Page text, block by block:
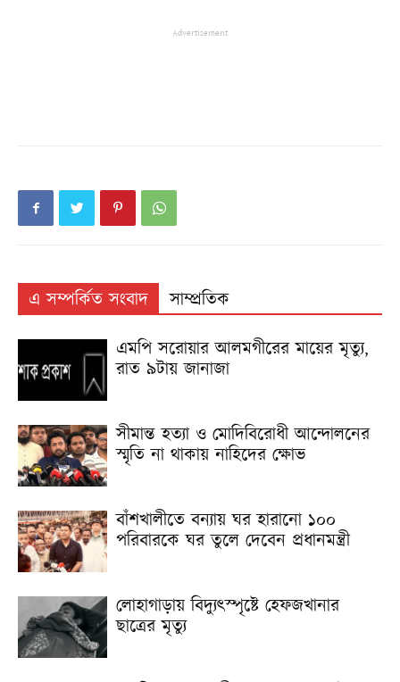
Advertisement
এ সম্পর্কিত সংবাদ
সাম্প্রতিক
এমপি সরোয়ার আলমগীরের মায়ের মৃত্যু,
রাত ৯টায় জানাজা
সীমান্ত হত্যা ও মোদিবিরোধী আন্দোলনের
স্মৃতি না থাকায় নাহিদের ক্ষোভ
বাঁশখালীতে বন্যায় ঘর হারানো ১০০
পরিবারকে ঘর তুলে দেবেন প্রধানমন্ত্রী
লোহাগাড়ায় বিদ্যুৎস্পৃষ্টে হেফজখানার
ছাত্রের মৃত্যু